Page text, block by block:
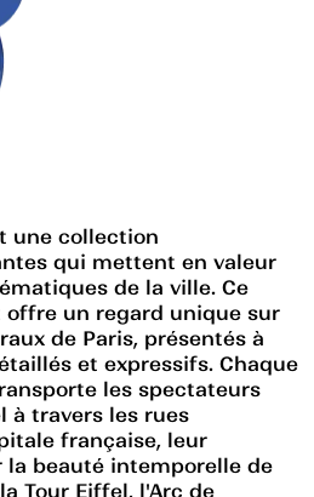
une collection
qui mettent en valeur
de la ville. Ce
un regard unique sur
de Paris, présentés à
et expressifs. Chaque
les spectateurs
à travers les rues
française, leur
beauté intemporelle de
Tour Eiffel, l'Arc de